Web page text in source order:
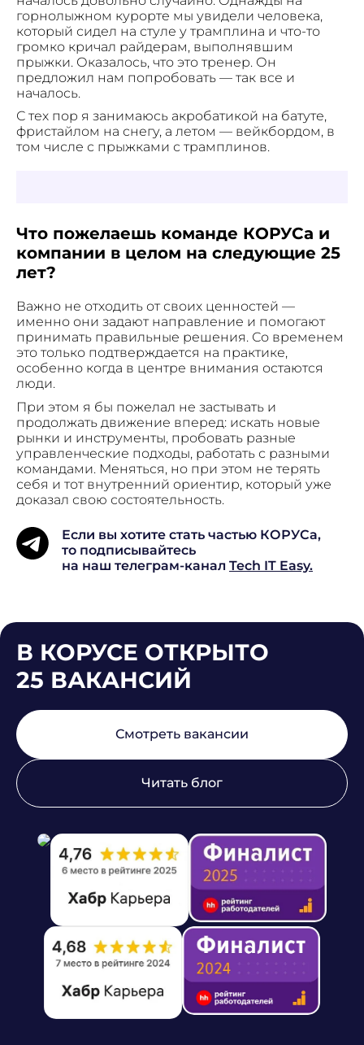
горнолыжном курорте мы увидели человека,
который сидел на стуле у трамплина и что-то
громко кричал райдерам, выполнявшим
прыжки. Оказалось, что это тренер. Он
предложил нам попробовать — так все и
началось.
С тех пор я занимаюсь акробатикой на батуте,
фристайлом на снегу, а летом — вейкбордом, в
том числе с прыжками с трамплинов.
Что пожелаешь команде КОРУСа и
компании в целом на следующие 25
лет?
Важно не отходить от своих ценностей —
именно они задают направление и помогают
принимать правильные решения. Со временем
это только подтверждается на практике,
особенно когда в центре внимания остаются
люди.
При этом я бы пожелал не застывать и
продолжать движение вперед: искать новые
рынки и инструменты, пробовать разные
управленческие подходы, работать с разными
командами. Меняться, но при этом не терять
себя и тот внутренний ориентир, который уже
доказал свою состоятельность.
Если вы хотите стать частью КОРУСа,
то подписывайтесь
на наш телеграм-канал Tech IT Easy.
В КОРУСЕ ОТКРЫТО
25 ВАКАНСИЙ
Смотреть вакансии
Читать блог